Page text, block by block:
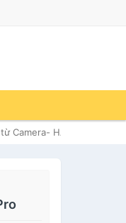
Camera- HÀNG NHẬP